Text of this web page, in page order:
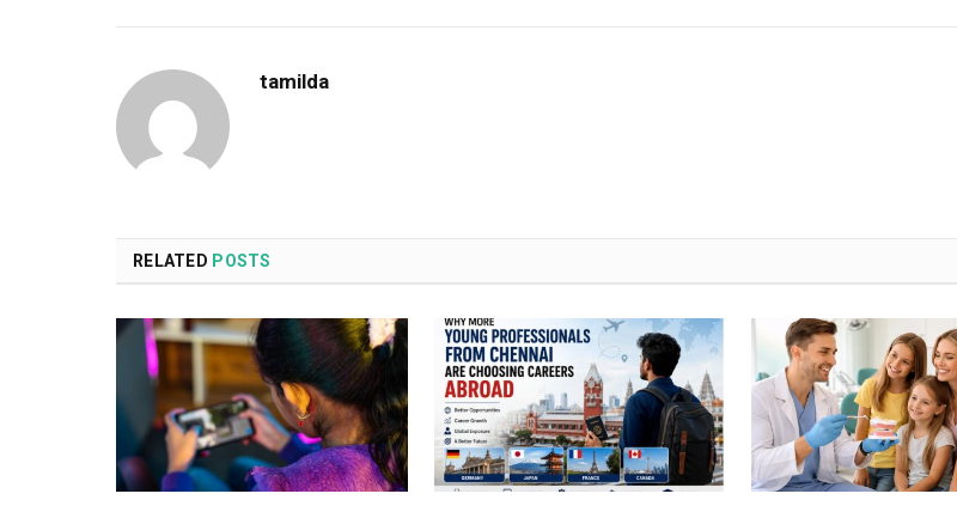
tamilda
RELATED POSTS